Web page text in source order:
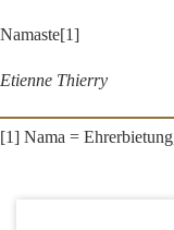
Namaste[1]
Etienne Thierry
[1] Nama =